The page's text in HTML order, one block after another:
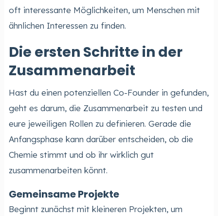
oft interessante Möglichkeiten, um Menschen mit
ähnlichen Interessen zu finden.
Die ersten Schritte in der
Zusammenarbeit
Hast du einen potenziellen Co-Founder in gefunden,
geht es darum, die Zusammenarbeit zu testen und
eure jeweiligen Rollen zu definieren. Gerade die
Anfangsphase kann darüber entscheiden, ob die
Chemie stimmt und ob ihr wirklich gut
zusammenarbeiten könnt.
Gemeinsame Projekte
Beginnt zunächst mit kleineren Projekten, um